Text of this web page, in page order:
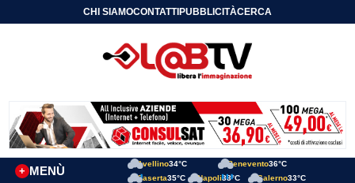
CHI SIAMOCONTATTIPUBBLICITÀCERCA
MENÙ
+
Avellino34°C Benevento36°C
Caserta35°C Napoli33°C Salerno33°C